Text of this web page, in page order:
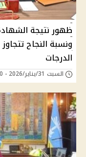
ظهور نتيجة
الدرجات
السبت 31/يناير/2026 - 02:30 م